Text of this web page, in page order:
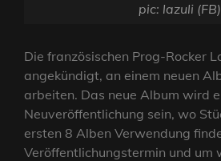
pic: lazuli (FB)
Die französischen Prog-Rocker
angekündigt, an einem neuen
arbeiten. Das neue Album wird
Neuveröffentlichung sein, wo
ersten 8 Alben Verwendung
Veröffentlichungstermin und um